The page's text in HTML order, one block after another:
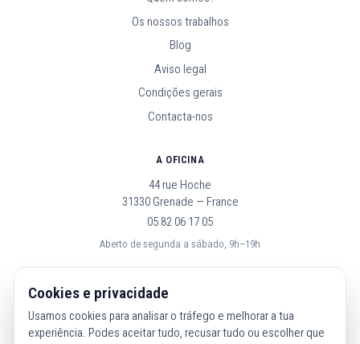
Os nossos trabalhos
Blog
Aviso legal
Condições gerais
Contacta-nos
A OFICINA
44 rue Hoche
31330 Grenade — France
05 82 06 17 05
Aberto de segunda a sábado, 9h–19h
SEGUE-NOS
Cookies e privacidade
Usamos cookies para analisar o tráfego e melhorar a tua
experiência. Podes aceitar tudo, recusar tudo ou escolher que